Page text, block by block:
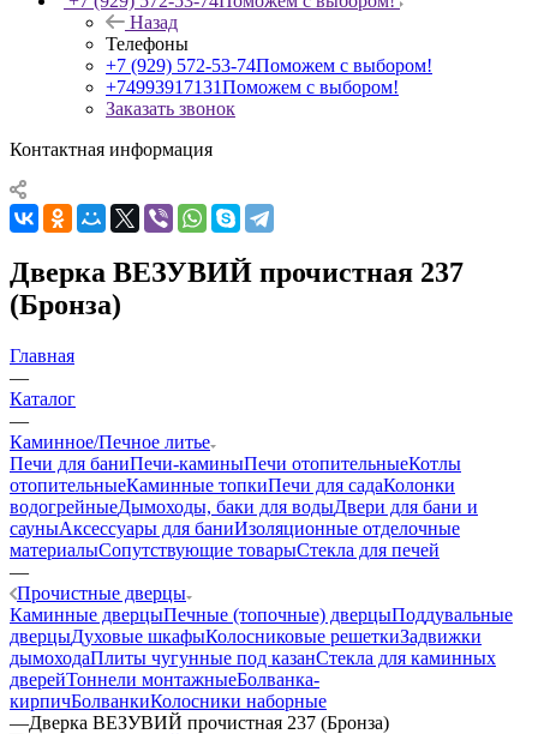
Назад
Телефоны
+7 (929) 572-53-74Поможем с выбором!
+74993917131Поможем с выбором!
Заказать звонок
Контактная информация
Дверка ВЕЗУВИЙ прочистная 237
(Бронза)
Главная
—
Каталог
—
Каминное/Печное литье
Печи для баниПечи-каминыПечи отопительныеКотлы
отопительныеКаминные топкиПечи для садаКолонки
водогрейныеДымоходы, баки для водыДвери для бани и
сауныАксессуары для баниИзоляционные отделочные
материалыСопутствующие товарыСтекла для печей
—
Прочистные дверцы
Каминные дверцыПечные (топочные) дверцыПоддувальные
дверцыДуховые шкафыКолосниковые решеткиЗадвижки
дымоходаПлиты чугунные под казанСтекла для каминных
дверейТоннели монтажныеБолванка-
кирпичБолванкиКолосники наборные
—Дверка ВЕЗУВИЙ прочистная 237 (Бронза)